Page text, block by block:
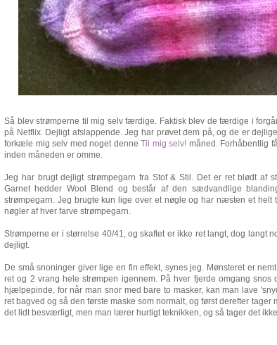
Så blev strømperne til mig selv færdige. Faktisk blev de færdige i
på Netflix. Dejligt afslappende. Jeg har prøvet dem på, og de er
forkæle mig selv med noget denneTil mig selv! måned. Forhåbentlig
inden måneden er omme.
Jeg har brugt dejligt strømpegarn fra Stof & Stil. Det er ret blødt af
Garnet hedder Wool Blend og består af den sædvandlige
strømpegarn. Jeg brugte kun lige over et nøgle og har næsten et helt
nøgler af hver farve strømpegarn.
Strømperne er i størrelse 40/41, og skaftet er ikke ret langt, dog langt
dejligt.
De små snoninger giver lige en fin effekt, synes jeg. Mønsteret er
ret og 2 vrang hele strømpen igennem. På hver fjerde omgang
hjælpepinde, for når man snor med bare to masker, kan man lave
ret bagved og så den første maske som normalt, og først derefter
det lidt besværligt, men man lærer hurtigt teknikken, og så tager det